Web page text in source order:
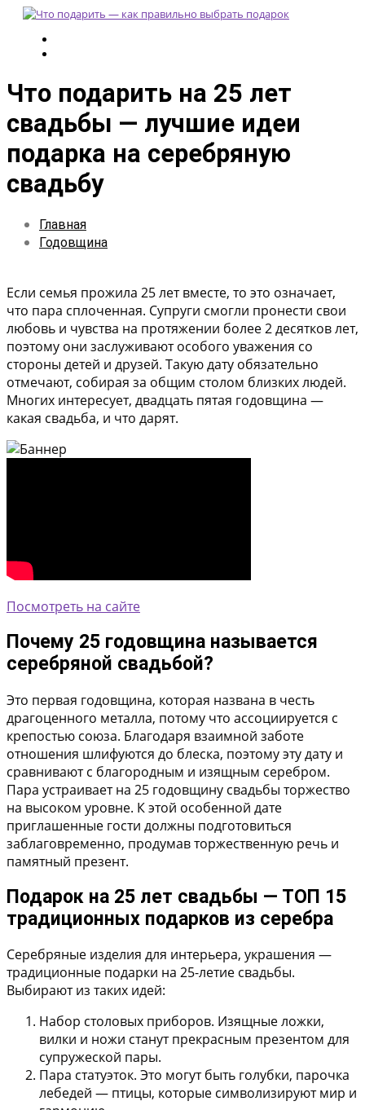
Что подарить на 25 лет
свадьбы — лучшие идеи
подарка на серебряную
свадьбу
Главная
Годовщина
Если семья прожила 25 лет вместе, то это означает,
что пара сплоченная. Супруги смогли пронести свои
любовь и чувства на протяжении более 2 десятков лет,
поэтому они заслуживают особого уважения со
стороны детей и друзей. Такую дату обязательно
отмечают, собирая за общим столом близких людей.
Многих интересует, двадцать пятая годовщина —
какая свадьба, и что дарят.
Посмотреть на сайте
Почему 25 годовщина называется
серебряной свадьбой?
Это первая годовщина, которая названа в честь
драгоценного металла, потому что ассоциируется с
крепостью союза. Благодаря взаимной заботе
отношения шлифуются до блеска, поэтому эту дату и
сравнивают с благородным и изящным серебром.
Пара устраивает на 25 годовщину свадьбы торжество
на высоком уровне. К этой особенной дате
приглашенные гости должны подготовиться
заблаговременно, продумав торжественную речь и
памятный презент.
Подарок на 25 лет свадьбы — ТОП 15
традиционных подарков из серебра
Серебряные изделия для интерьера, украшения —
традиционные подарки на 25-летие свадьбы.
Выбирают из таких идей:
Набор столовых приборов. Изящные ложки,
вилки и ножи станут прекрасным презентом для
супружеской пары.
Пара статуэток. Это могут быть голубки, парочка
лебедей — птицы, которые символизируют мир и